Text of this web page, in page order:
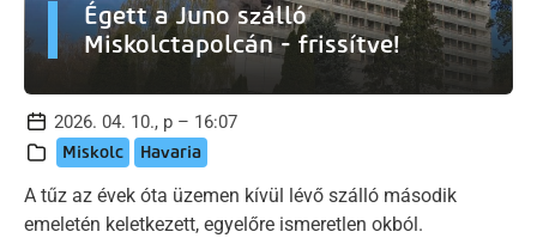
Égett a Juno szálló
Miskolctapolcán - frissítve!
2026. 04. 10., p – 16:07
Miskolc Havaria
A tűz az évek óta üzemen kívül lévő szálló második
emeletén keletkezett, egyelőre ismeretlen okból.